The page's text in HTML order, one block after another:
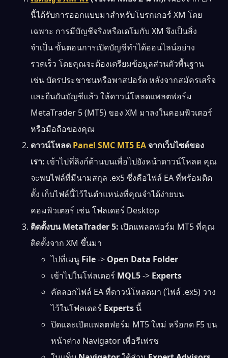
นี้ได้รับการออกแบบมาสำหรับโบรกเกอร์ XM โดย
เฉพาะ การมีบัญชีจริงหรือเดโมกับ XM จึงเป็นสิ่ง
จำเป็น ขั้นตอนการเปิดบัญชีทำได้ออนไลน์อย่าง
รวดเร็ว โดยคุณจะต้องเตรียมข้อมูลส่วนตัวพื้นฐาน
เช่น บัตรประชาชนหรือพาสปอร์ต หลังจากสมัครเสร็จ
และยืนยันบัญชีแล้ว ให้ดาวน์โหลดแพลตฟอร์ม
MetaTrader 5 (MT5) ของ XM มาลงในคอมพิวเตอร์
หรือมือถือของคุณ
ดาวน์โหลด Panel SMC MT5 EAจากเว็บไซต์ของ
เรา: เข้าไปที่ลิงก์ด้านบนเพื่อไปยังหน้าดาวน์โหลด คุณ
จะพบไฟล์ที่มีนามสกุล .ex5 ซึ่งคือไฟล์ EA ที่พร้อมติด
ตั้ง เก็บไฟล์นี้ไว้ในตำแหน่งที่คุณจำได้ง่ายบน
คอมพิวเตอร์ เช่น โฟลเดอร์ Desktop
ติดตั้งบน MetaTrader 5: เปิดแพลตฟอร์ม MT5 ที่คุณ
ติดตั้งจาก XM ขึ้นมา
ไปที่เมนู File-> Open Data Folder
เข้าไปในโฟลเดอร์ MQL5-> Experts
คัดลอกไฟล์ EA ที่ดาวน์โหลดมา (ไฟล์ .ex5) วาง
ไว้ในโฟลเดอร์ Experts นี้
ปิดและเปิดแพลตฟอร์ม MT5 ใหม่ หรือกด F5 บน
หน้าต่าง Navigator เพื่อรีเฟรช